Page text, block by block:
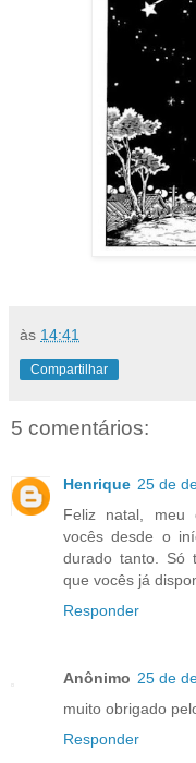
às 14:41
Compartilhar
5 comentários:
Henrique 25 de
Feliz natal, meu
vocês desde o
durado tanto. Só
que vocês já
Responder
Anônimo 25 de
muito obrigado
Responder